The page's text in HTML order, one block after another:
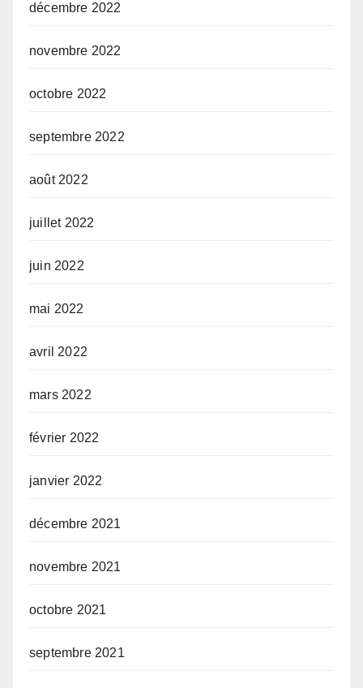
décembre 2022
novembre 2022
octobre 2022
septembre 2022
août 2022
juillet 2022
juin 2022
mai 2022
avril 2022
mars 2022
février 2022
janvier 2022
décembre 2021
novembre 2021
octobre 2021
septembre 2021